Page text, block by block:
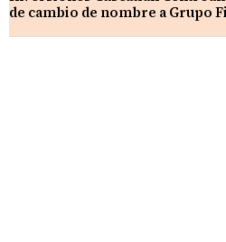
de cambio de nombre a Grupo